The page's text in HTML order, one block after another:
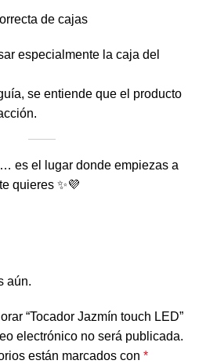
de cajas
especialmente la caja del
se entiende que el producto
es el lugar donde empiezas a
quieres ✨💜
aún.
“Tocador Jazmín touch LED”
electrónico no será publicada.
están marcados con *